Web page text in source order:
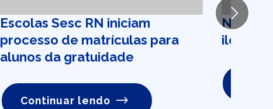
Escolas Sesc RN iniciam
processo de matrículas para
alunos da gratuidade
Continuar lendo
Nova
ilegal
Next